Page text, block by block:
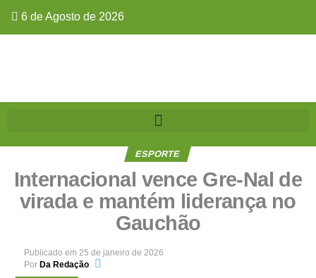
6 de Agosto de 2026
ESPORTE
Internacional vence Gre-Nal de
virada e mantém liderança no
Gauchão
Publicado em 25 de janeiro de 2026
Por Da Redação